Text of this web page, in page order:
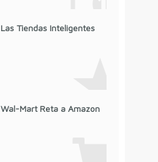
Las Tiendas Inteligentes
Wal-Mart Reta a Amazon